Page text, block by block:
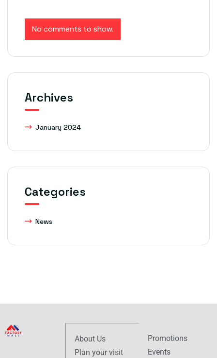
No comments to show.
Archives
January 2024
Categories
News
About Us
Plan your visit
Promotions
Events